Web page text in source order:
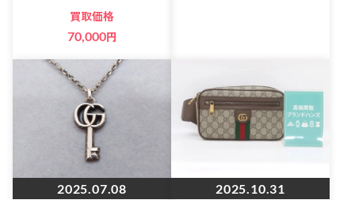
買取価格
70,000円
2025.07.08 2025.10.31